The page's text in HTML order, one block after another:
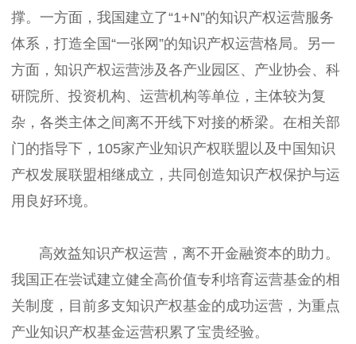
撑。一方面，我国建立了“1+N”的知识产权运营服务
体系，打造全国“一张网”的知识产权运营格局。另一
方面，知识产权运营涉及各产业园区、产业协会、科
研院所、投资机构、运营机构等单位，主体较为复
杂，各类主体之间离不开线下对接的桥梁。在相关部
门的指导下，105家产业知识产权联盟以及中国知识
产权发展联盟相继成立，共同创造知识产权保护与运
用良好环境。
高效益知识产权运营，离不开金融资本的助力。
我国正在尝试建立健全高价值专利培育运营基金的相
关制度，目前多支知识产权基金的成功运营，为重点
产业知识产权基金运营积累了宝贵经验。